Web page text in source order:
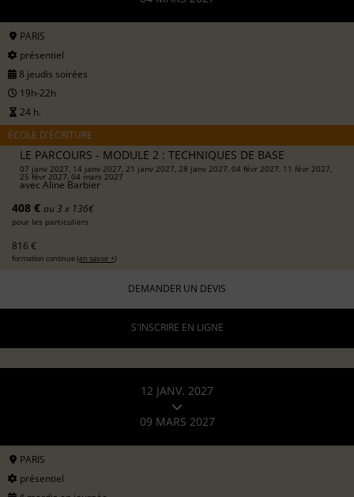
PARIS
présentiel
8 jeudis soirées
19h-22h
24 h.
ÉCOLE D'ÉCRITURE
LE PARCOURS - MODULE 2 : TECHNIQUES DE BASE
07 janv 2027, 14 janv 2027, 21 janv 2027, 28 janv 2027, 04 févr 2027, 11 févr 2027,
25 févr 2027, 04 mars 2027
avec Aline Barbier
408 € ou 3 x 136€
pour les particuliers
816 €
formation continue (en savoir +)
DEMANDER UN DEVIS
S'INSCRIRE EN LIGNE
12 JANV. 2027
09 MARS 2027
PARIS
présentiel